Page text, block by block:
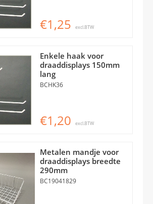
€1,25 excl.BTW
Enkele haak voor
draaddisplays 150mm
lang
BCHK36
€1,20 excl.BTW
Metalen mandje voor
draaddisplays breedte
290mm
BC19041829